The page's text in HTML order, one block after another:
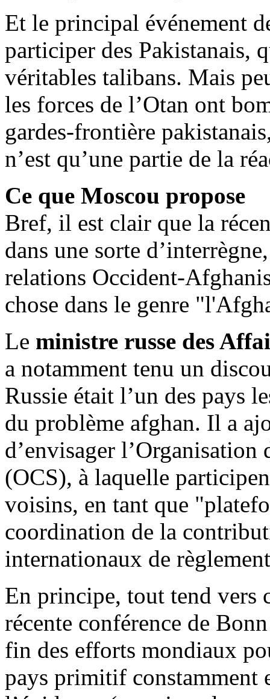
Et le principal événement
participer des Pakistanais,
véritables talibans. Mais
les forces de l’Otan ont
gardes-frontière
n’est qu’une partie de la
Ce que Moscou propose
Bref, il est clair que la
dans une sorte
relations Occident-
chose dans le genre
Le ministre russe des
a notamment tenu un
Russie était l’un des pays
du problème afghan. Il a
d’envisager
(OCS), à laquelle
voisins, en tant que
coordination de la
internationaux de
En principe, tout tend vers
récente conférence de
fin des efforts mondiaux
pays primitif constamment